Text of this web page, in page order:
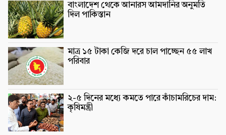
বাংলাদেশ থেকে আনারস আমদানির অনুমতি
দিল পাকিস্তান
মাত্র ১৫ টাকা কেজি দরে চাল পাচ্ছেন ৫৫ লাখ
পরিবার
২-৫ দিনের মধ্যে কমতে পারে কাঁচামরিচের দাম:
কৃষিমন্ত্রী